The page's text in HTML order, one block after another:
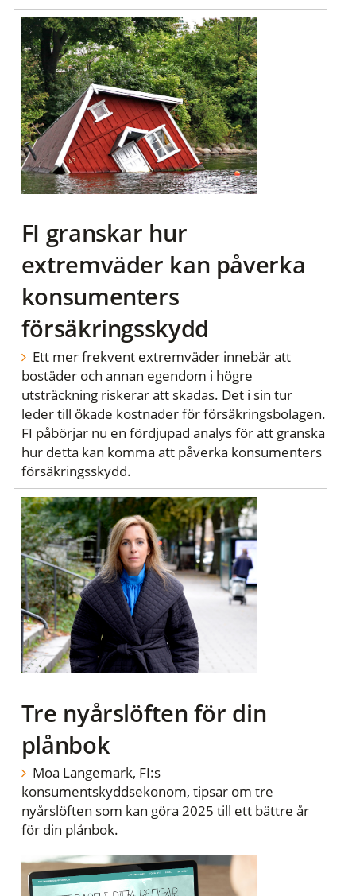
FI granskar hur
extremväder kan påverka
konsumenters
försäkringsskydd
Ett mer frekvent extremväder innebär att
bostäder och annan egendom i högre
utsträckning riskerar att skadas. Det i sin tur
leder till ökade kostnader för försäkringsbolagen.
FI påbörjar nu en fördjupad analys för att granska
hur detta kan komma att påverka konsumenters
försäkringsskydd.
Tre nyårslöften för din
plånbok
Moa Langemark, FI:s
konsumentskyddsekonom, tipsar om tre
nyårslöften som kan göra 2025 till ett bättre år
för din plånbok.